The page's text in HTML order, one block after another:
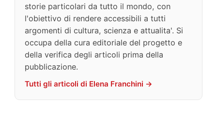
storie particolari da tutto il mondo, con
l'obiettivo di rendere accessibili a tutti
argomenti di cultura, scienza e attualita'. Si
occupa della cura editoriale del progetto e
della verifica degli articoli prima della
pubblicazione.
Tutti gli articoli di Elena Franchini →